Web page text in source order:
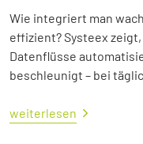
Wie integriert man
effizient? Systeex
Datenflüsse
beschleunigt – bei
weiterlesen